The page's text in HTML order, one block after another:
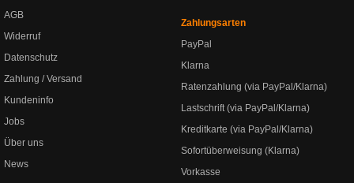
AGB
Widerruf
Datenschutz
Zahlung / Versand
Kundeninfo
Jobs
Über uns
News
Zahlungsarten
PayPal
Klarna
Ratenzahlung (via PayPal/Klarna)
Lastschrift (via PayPal/Klarna)
Kreditkarte (via PayPal/Klarna)
Sofortüberweisung (Klarna)
Vorkasse